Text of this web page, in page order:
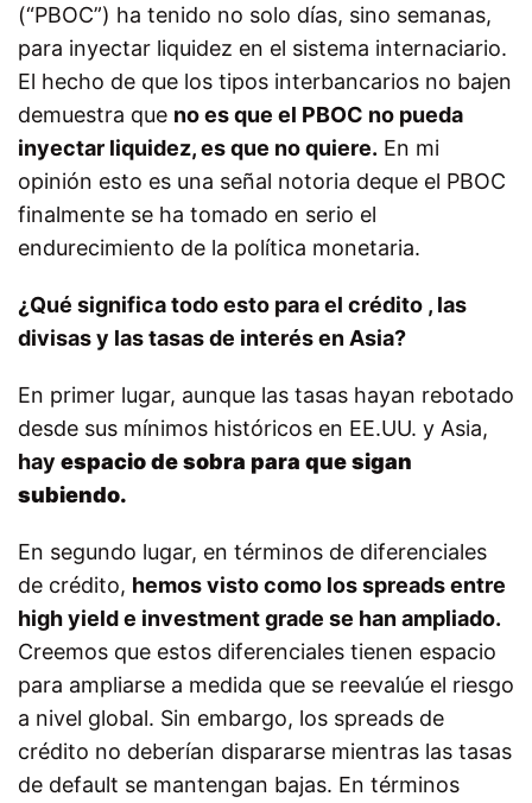
(“PBOC”) ha tenido no solo días, sino semanas,
para inyectar liquidez en el sistema internaciario.
El hecho de que los tipos interbancarios no bajen
demuestra que no es que el PBOC no pueda
inyectar liquidez, es que no quiere. En mi
opinión esto es una señal notoria deque el PBOC
finalmente se ha tomado en serio el
endurecimiento de la política monetaria.
¿Qué significa todo esto para el crédito , las
divisas y las tasas de interés en Asia?
En primer lugar, aunque las tasas hayan rebotado
desde sus mínimos históricos en EE.UU. y Asia,
hay espacio de sobra para que sigan
subiendo.
En segundo lugar, en términos de diferenciales
de crédito, hemos visto como los spreads entre
high yield e investment grade se han ampliado.
Creemos que estos diferenciales tienen espacio
para ampliarse a medida que se reevalúe el riesgo
a nivel global. Sin embargo, los spreads de
crédito no deberían dispararse mientras las tasas
de default se mantengan bajas. En términos